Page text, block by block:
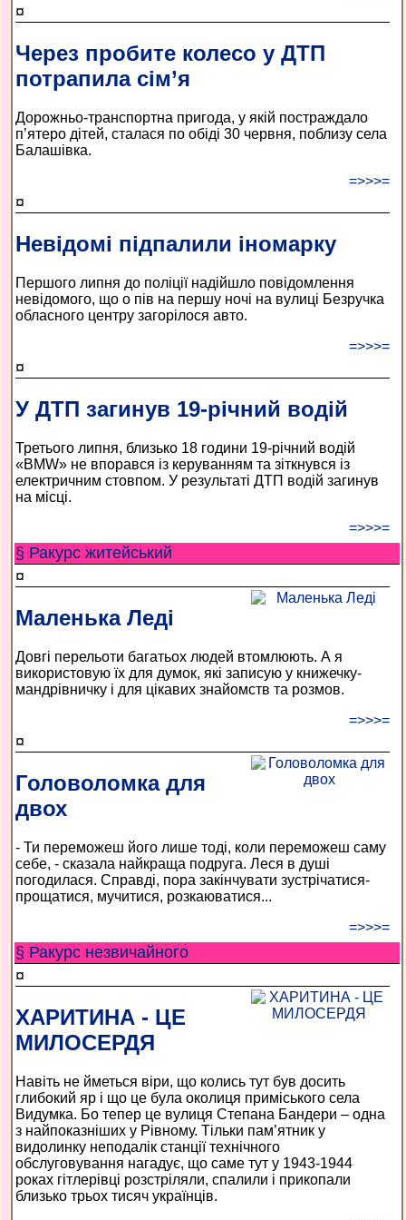
¤
Через пробите колесо у ДТП
потрапила сім’я
Дорожньо-транспортна пригода, у якій постраждало
п’ятеро дітей, сталася по обіді 30 червня, поблизу села
Балашівка.
=>>>=
¤
Невідомі підпалили іномарку
Першого липня до поліції надійшло повідомлення
невідомого, що о пів на першу ночі на вулиці Безручка
обласного центру загорілося авто.
=>>>=
¤
У ДТП загинув 19-річний водій
Третього липня, близько 18 години 19-річний водій
«BMW» не впорався із керуванням та зіткнувся із
електричним стовпом. У результаті ДТП водій загинув
на місці.
=>>>=
§ Ракурс житейський
¤
Маленька Леді
Довгі перельоти багатьох людей втомлюють. А я
використовую їх для думок, які записую у книжечку-
мандрівничку і для цікавих знайомств та розмов.
=>>>=
¤
Головоломка для
двох
- Ти переможеш його лише тоді, коли переможеш саму
себе, - сказала найкраща подруга. Леся в душі
погодилася. Справді, пора закінчувати зустрічатися-
прощатися, мучитися, розкаюватися...
=>>>=
§ Ракурс незвичайного
¤
ХАРИТИНА - ЦЕ
МИЛОСЕРДЯ
Навіть не йметься віри, що колись тут був досить
глибокий яр і що це була околиця приміського села
Видумка. Бо тепер це вулиця Степана Бандери – одна
з найпоказніших у Рівному. Тільки пам’ятник у
видолинку неподалік станції технічного
обслуговування нагадує, що саме тут у 1943-1944
роках гітлерівці розстріляли, спалили і прикопали
близько трьох тисяч українців.